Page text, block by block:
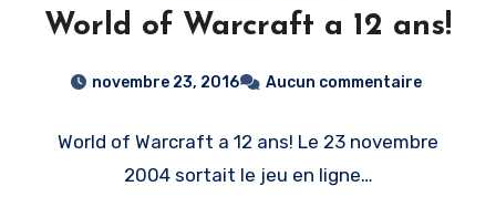
World of Warcraft a 12 ans!
novembre 23, 2016 Aucun commentaire
World of Warcraft a 12 ans! Le 23 novembre
2004 sortait le jeu en ligne…